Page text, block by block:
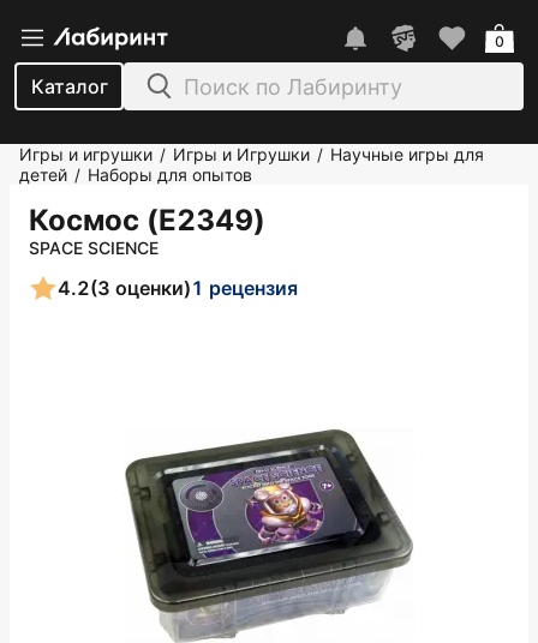
Каталог
0
Игры и игрушки / Игры и Игрушки / Научные игры для
детей / Наборы для опытов
Космос (E2349)
SPACE SCIENCE
4.2(3 оценки)1 рецензия